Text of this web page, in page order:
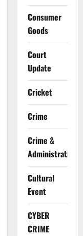
Consumer
Goods
Court
Update
Cricket
Crime
Crime &
Administration
Cultural
Event
CYBER
CRIME